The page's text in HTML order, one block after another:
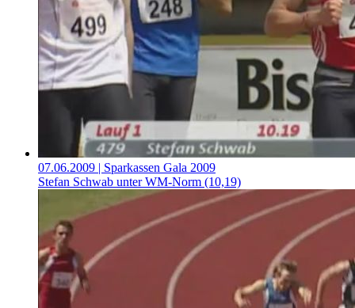
07.06.2009 | Sparkassen Gala 2009
Stefan Schwab unter WM-Norm (10,19)